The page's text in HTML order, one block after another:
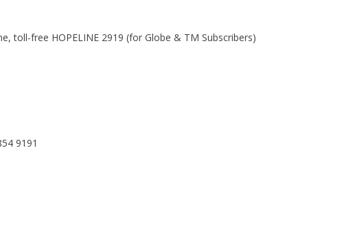
toll-free HOPELINE 2919 (for Globe & TM Subscribers)
9191